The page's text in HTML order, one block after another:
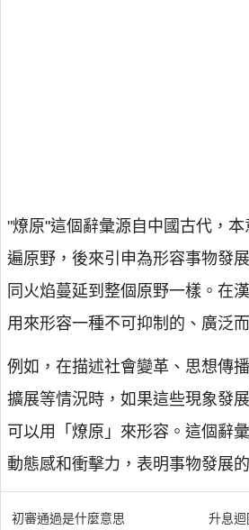
"燎原"這個辭彙源自中國古代，
遍原野，後來引申為形容事物發
同火焰蔓延到整個原野一樣。在
用來形容一種不可抑制的、廣泛
例如，在描述社會變革、思想傳
擴展等情況時，如果這些現象發
可以用「燎原」來形容。這個辭
動態感和衝擊力，表明事物發展
初審通過是什麼意思 升息迴